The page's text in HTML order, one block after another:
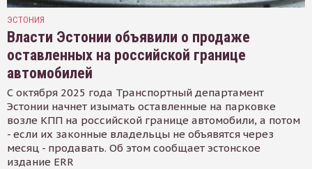
ЭСТОНИЯ
Власти Эстонии объявили о продаже
оставленных на российской границе
автомобилей
С октября 2025 года Транспортный департамент
Эстонии начнет изымать оставленные на парковке
возле КПП на российской границе автомобили, а потом
- если их законные владельцы не объявятся через
месяц - продавать. Об этом сообщает эстонское
издание ERR